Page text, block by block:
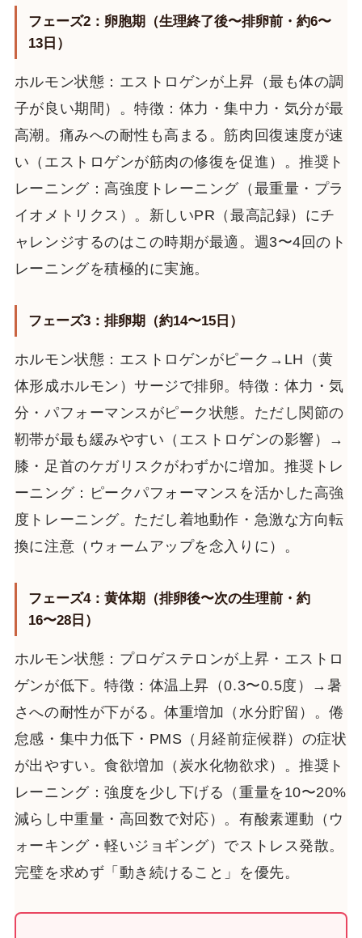
フェーズ2：卵胞期（生理終了後〜排卵前・約6〜
13日）
ホルモン状態：エストロゲンが上昇（最も体の調
子が良い期間）。特徴：体力・集中力・気分が最
高潮。痛みへの耐性も高まる。筋肉回復速度が速
い（エストロゲンが筋肉の修復を促進）。推奨ト
レーニング：高強度トレーニング（最重量・プラ
イオメトリクス）。新しいPR（最高記録）にチ
ャレンジするのはこの時期が最適。週3〜4回のト
レーニングを積極的に実施。
フェーズ3：排卵期（約14〜15日）
ホルモン状態：エストロゲンがピーク→LH（黄
体形成ホルモン）サージで排卵。特徴：体力・気
分・パフォーマンスがピーク状態。ただし関節の
靭帯が最も緩みやすい（エストロゲンの影響）→
膝・足首のケガリスクがわずかに増加。推奨トレ
ーニング：ピークパフォーマンスを活かした高強
度トレーニング。ただし着地動作・急激な方向転
換に注意（ウォームアップを念入りに）。
フェーズ4：黄体期（排卵後〜次の生理前・約
16〜28日）
ホルモン状態：プロゲステロンが上昇・エストロ
ゲンが低下。特徴：体温上昇（0.3〜0.5度）→暑
さへの耐性が下がる。体重増加（水分貯留）。倦
怠感・集中力低下・PMS（月経前症候群）の症状
が出やすい。食欲増加（炭水化物欲求）。推奨ト
レーニング：強度を少し下げる（重量を10〜20%
減らし中重量・高回数で対応）。有酸素運動（ウ
ォーキング・軽いジョギング）でストレス発散。
完璧を求めず「動き続けること」を優先。